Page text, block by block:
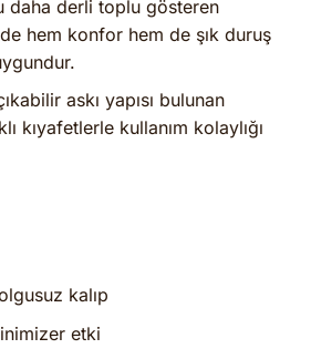
daha derli toplu gösteren
hem konfor hem de şık duruş
askı yapısı bulunan
kıyafetlerle kullanım kolaylığı
kalıp
etki